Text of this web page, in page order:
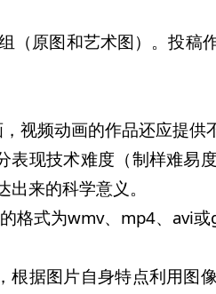
（原图和艺术图）。投稿
视频动画的作品还应提
表现技术难度（制样难易
来的科学意义。
的格式为wmv、mp4、avi
根据图片自身特点利用图